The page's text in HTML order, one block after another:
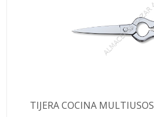
TIJERA COCINA